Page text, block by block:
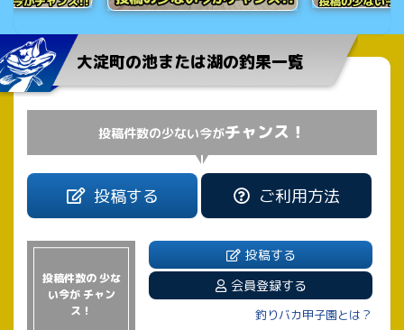
大淀町の池または湖の釣果一覧
投稿件数の少ない今がチャンス！
投稿する ご利用方法
投稿件数の 少な
い今が チャン
ス！
投稿する
会員登録する
釣りバカ甲子園とは？